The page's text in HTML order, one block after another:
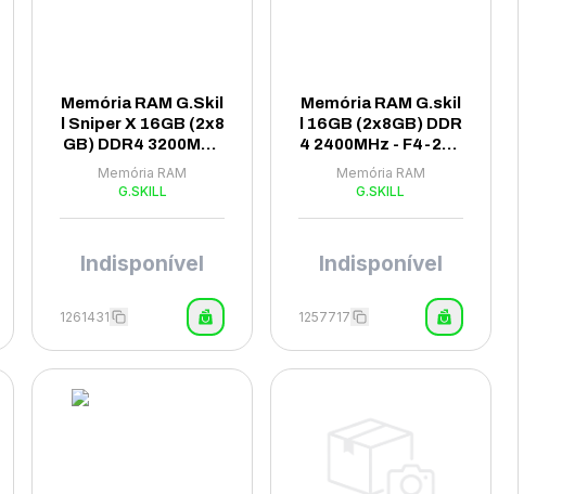
Memória RAM G.Skil
l Sniper X 16GB (2x8
GB) DDR4 3200MHz
- F4-3200C16D-16G
SXFB
Memória RAM
G.SKILL
Indisponível
1261431
Memória RAM G.skil
l 16GB (2x8GB) DDR
4 2400MHz - F4-240
0C15D-16GNS
Memória RAM
G.SKILL
Indisponível
1257717